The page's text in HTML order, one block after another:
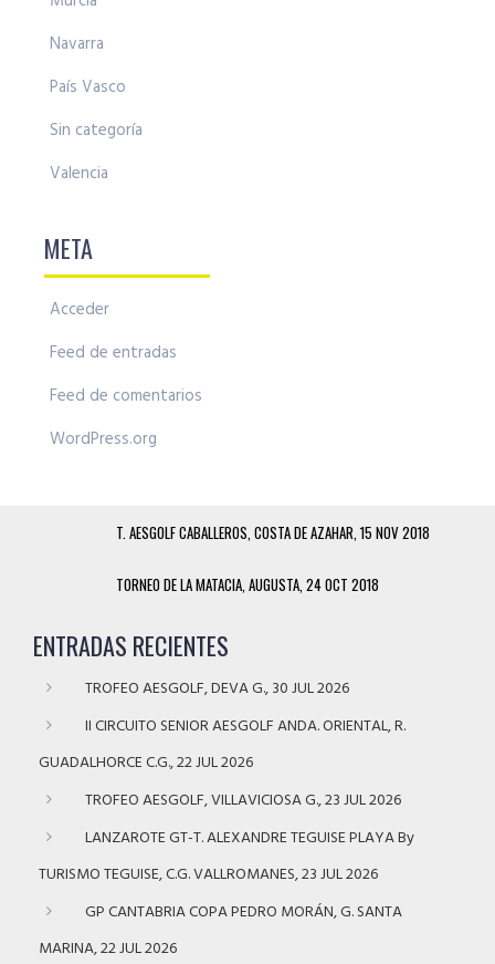
Navarra
País Vasco
Sin categoría
Valencia
META
Acceder
Feed de entradas
Feed de comentarios
WordPress.org
T. AESGOLF CABALLEROS, COSTA DE AZAHAR, 15 NOV 2018
TORNEO DE LA MATACIA, AUGUSTA, 24 OCT 2018
ENTRADAS RECIENTES
TROFEO AESGOLF, DEVA G., 30 JUL 2026
II CIRCUITO SENIOR AESGOLF ANDA. ORIENTAL, R.
GUADALHORCE C.G., 22 JUL 2026
TROFEO AESGOLF, VILLAVICIOSA G., 23 JUL 2026
LANZAROTE GT-T. ALEXANDRE TEGUISE PLAYA By
TURISMO TEGUISE, C.G. VALLROMANES, 23 JUL 2026
GP CANTABRIA COPA PEDRO MORÁN, G. SANTA
MARINA, 22 JUL 2026